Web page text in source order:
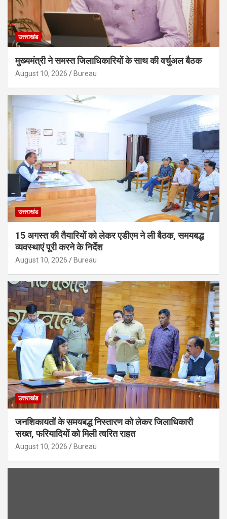
उत्तराखंड
मुख्यमंत्री ने समस्त जिलाधिकारियों के साथ की वर्चुअल बैठक
August 10, 2026 Bureau
उत्तराखंड
15 अगस्त की तैयारियों को लेकर एडीएम ने ली बैठक, समयबद्ध
व्यवस्थाएं पूरी करने के निर्देश
August 10, 2026 Bureau
उत्तराखंड
जनशिकायतों के समयबद्ध निस्तारण को लेकर जिलाधिकारी
सख्त, फरियादियों को मिली त्वरित राहत
August 10, 2026 Bureau